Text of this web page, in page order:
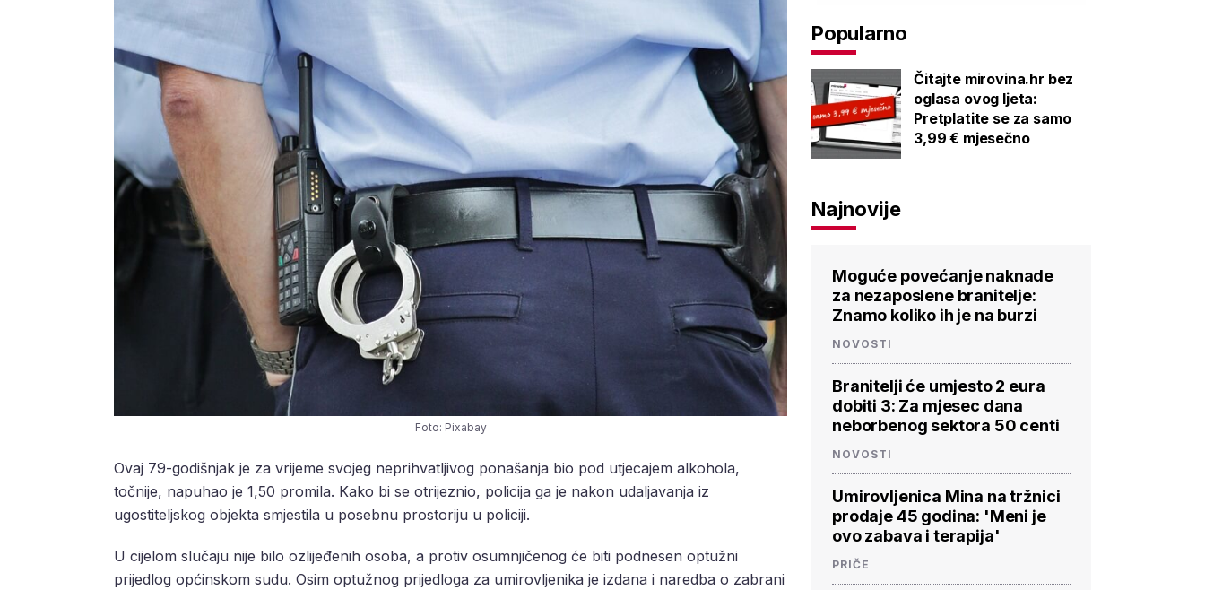
Foto: Pixabay
Ovaj 79-godišnjak je za vrijeme svojeg neprihvatljivog ponašanja bio pod utjecajem alkohola,
točnije, napuhao je 1,50 promila. Kako bi se otrijeznio, policija ga je nakon udaljavanja iz
ugostiteljskog objekta smjestila u posebnu prostoriju u policiji.
U cijelom slučaju nije bilo ozlijeđenih osoba, a protiv osumnjičenog će biti podnesen optužni
prijedlog općinskom sudu. Osim optužnog prijedloga za umirovljenika je izdana i naredba o zabrani
Popularno
Čitajte mirovina.hr bez
oglasa ovog ljeta:
Pretplatite se za samo
3,99 € mjesečno
Najnovije
Moguće povećanje naknade
za nezaposlene branitelje:
Znamo koliko ih je na burzi
NOVOSTI
Branitelji će umjesto 2 eura
dobiti 3: Za mjesec dana
neborbenog sektora 50 centi
NOVOSTI
Umirovljenica Mina na tržnici
prodaje 45 godina: 'Meni je
ovo zabava i terapija'
PRIČE